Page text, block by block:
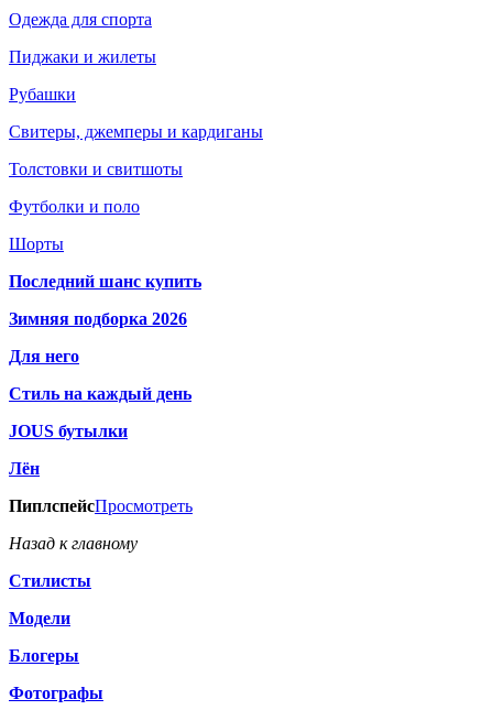
Одежда для спорта
Пиджаки и жилеты
Рубашки
Свитеры, джемперы и кардиганы
Толстовки и свитшоты
Футболки и поло
Шорты
Последний шанс купить
Зимняя подборка 2026
Для него
Стиль на каждый день
JOUS бутылки
Лён
ПиплспейсПросмотреть
Назад к главному
Стилисты
Модели
Блогеры
Фотографы